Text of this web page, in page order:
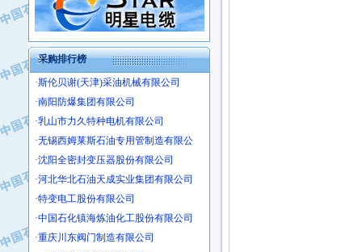
采购排行榜
·中国石油宁夏石化分公司
·山东墨龙石油机械股份有限公司
·大庆油田物资集团
·斯伦贝谢(天津)采油机械有限公司
·南阳防爆集团有限公司
·乳山市力久特种电机有限公司
·无锡西姆莱斯石油专用管制造有限公
·沈阳全密封变压器股份有限公司
·河北华北石油天成实业集团有限公司
·特变电工股份有限公司
·中国石化镇海炼油化工股份有限公司
·重庆川东阀门制造有限公司
·三明高中压阀门有限公司